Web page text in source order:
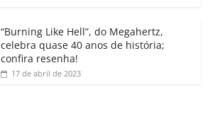
o
m
“Burning Like Hell”, do Megahertz,
celebra quase 40 anos de história;
confira resenha!
17 de abril de 2023